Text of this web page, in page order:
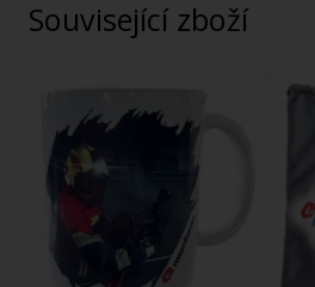
Související zboží